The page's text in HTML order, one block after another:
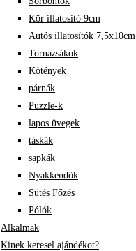
Kör illatositó 9cm
Autós illatosítók 7,5x10cm
Tornazsákok
Kötények
párnák
Puzzle-k
lapos üvegek
táskák
sapkák
Nyakkendők
Sütés Főzés
Pólók
Alkalmak
Kinek keresel ajándékot?